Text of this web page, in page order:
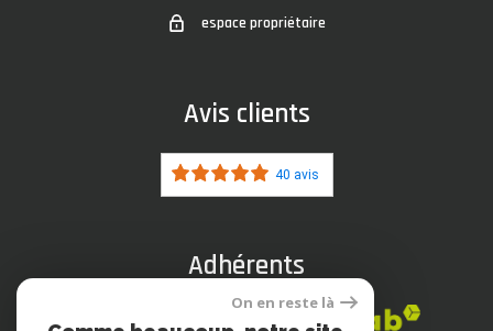
espace propriétaire
Avis clients
40 avis
Adhérents
On en reste là